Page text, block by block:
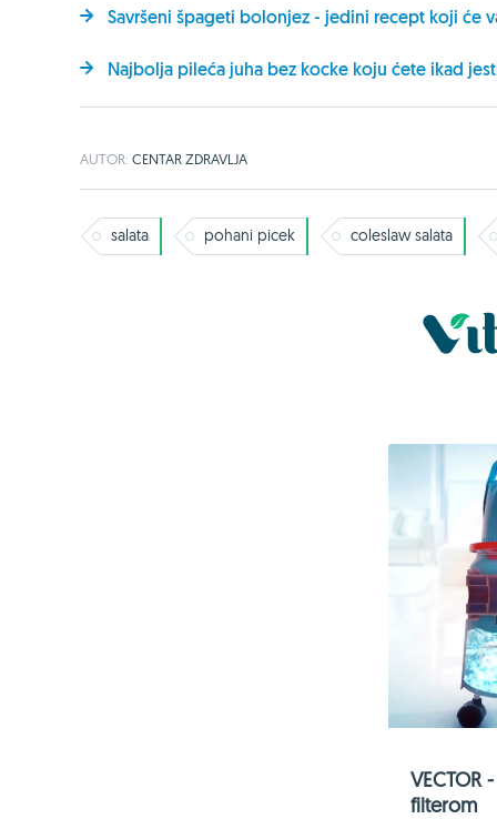
Savršeni špageti bolonjez - jedini recept koji će
Najbolja pileća juha bez kocke koju ćete ikad
AUTOR: CENTAR ZDRAVLJA
salata pohani picek coleslaw salata
VECTOR
filterom